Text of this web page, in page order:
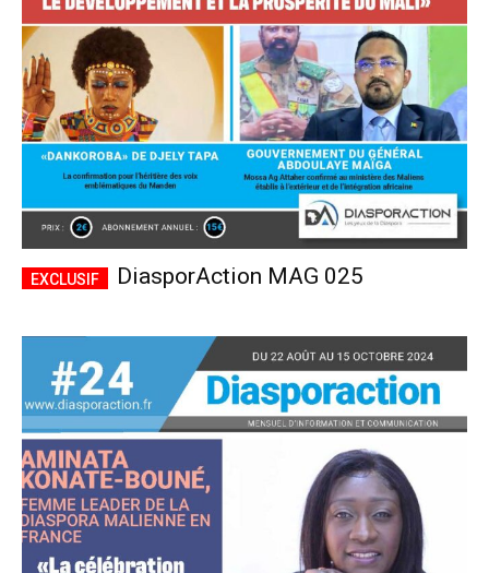
DiasporAction MAG 025